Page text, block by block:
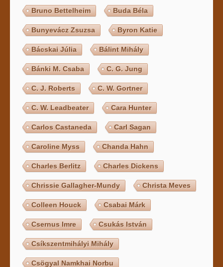
Bruno Bettelheim Buda Béla
Bunyevácz Zsuzsa Byron Katie
Bácskai Júlia Bálint Mihály
Bánki M. Csaba C. G. Jung
C. J. Roberts C. W. Gortner
C. W. Leadbeater Cara Hunter
Carlos Castaneda Carl Sagan
Caroline Myss Chanda Hahn
Charles Berlitz Charles Dickens
Chrissie Gallagher-Mundy Christa Meves
Colleen Houck Csabai Márk
Csernus Imre Csukás István
Csíkszentmihályi Mihály
Csögyal Namkhai Norbu